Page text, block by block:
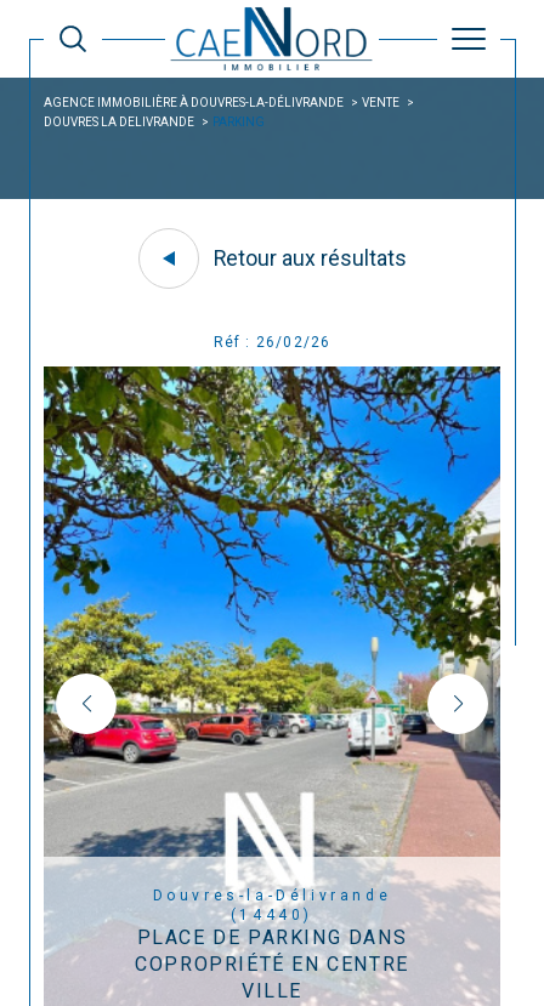
AGENCE IMMOBILIÈRE À DOUVRES-LA-DÉLIVRANDE
VENTE
DOUVRES LA DELIVRANDE
PARKING
Retour aux résultats
Réf : 26/02/26
Douvres-la-Délivrande
(14440)
PLACE DE PARKING DANS
COPROPRIÉTÉ EN CENTRE
VILLE